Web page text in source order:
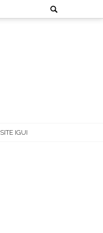
Search
for:
SITE IGUI